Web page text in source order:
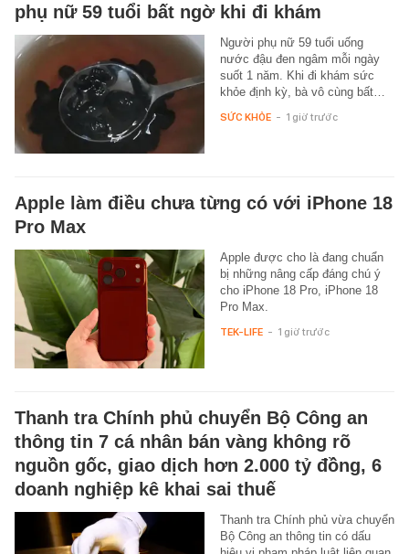
phụ nữ 59 tuổi bất ngờ khi đi khám
Người phụ nữ 59 tuổi uống
nước đậu đen ngâm mỗi ngày
suốt 1 năm. Khi đi khám sức
khỏe định kỳ, bà vô cùng bất…
SỨC KHỎE - 1 giờ trước
Apple làm điều chưa từng có với iPhone 18
Pro Max
Apple được cho là đang chuẩn
bị những nâng cấp đáng chú ý
cho iPhone 18 Pro, iPhone 18
Pro Max.
TEK-LIFE - 1 giờ trước
Thanh tra Chính phủ chuyển Bộ Công an
thông tin 7 cá nhân bán vàng không rõ
nguồn gốc, giao dịch hơn 2.000 tỷ đồng, 6
doanh nghiệp kê khai sai thuế
Thanh tra Chính phủ vừa chuyển
Bộ Công an thông tin có dấu